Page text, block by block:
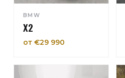
BMW
X2
от €29 990